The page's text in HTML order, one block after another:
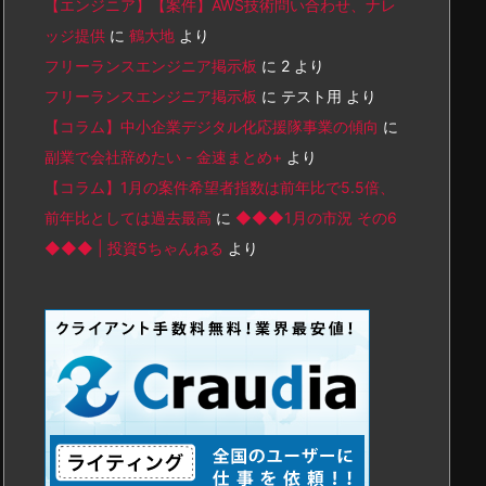
【エンジニア】【案件】AWS技術問い合わせ、ナレ
ッジ提供 に 鶴大地 より
フリーランスエンジニア掲示板 に 2 より
フリーランスエンジニア掲示板 に テスト用 より
【コラム】中小企業デジタル化応援隊事業の傾向 に
副業で会社辞めたい - 金速まとめ+ より
【コラム】1月の案件希望者指数は前年比で5.5倍、
前年比としては過去最高 に ◆◆◆1月の市況 その6
◆◆◆ | 投資5ちゃんねる より